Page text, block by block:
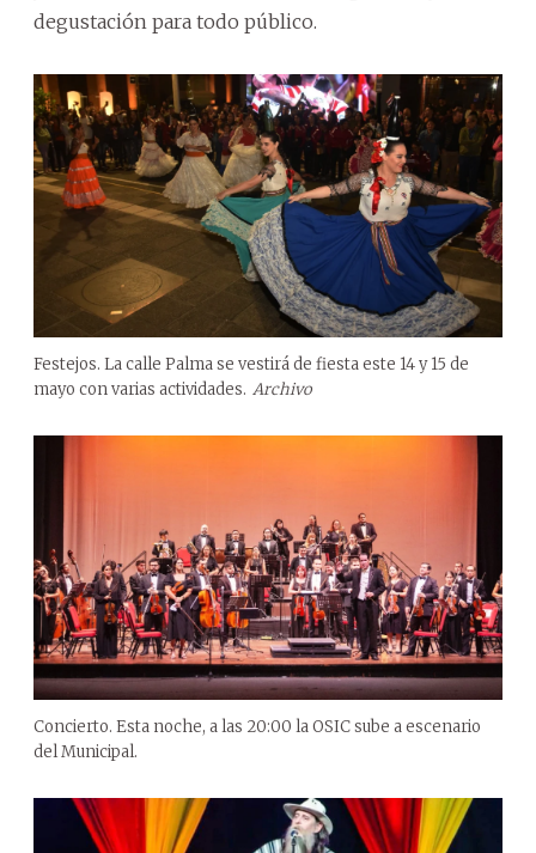
degustación para todo público.
Festejos. La calle Palma se vestirá de fiesta este 14 y 15 de
mayo con varias actividades. Archivo
Concierto. Esta noche, a las 20:00 la OSIC sube a escenario
del Municipal.